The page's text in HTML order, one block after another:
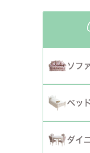
ソファ
全ての
ベッ
全ての
ダイ